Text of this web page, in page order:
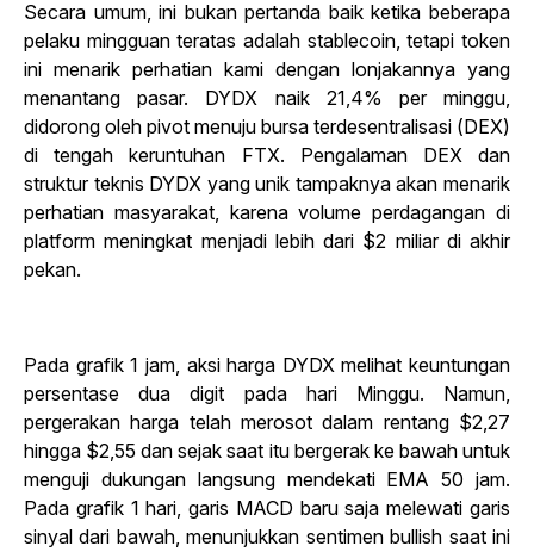
Secara umum, ini bukan pertanda baik ketika beberapa
pelaku mingguan teratas adalah stablecoin, tetapi token
ini menarik perhatian kami dengan lonjakannya yang
menantang pasar. DYDX naik 21,4% per minggu,
didorong oleh pivot menuju bursa terdesentralisasi (DEX)
di tengah keruntuhan FTX. Pengalaman DEX dan
struktur teknis DYDX yang unik tampaknya akan menarik
perhatian masyarakat, karena volume perdagangan di
platform meningkat menjadi lebih dari $2 miliar di akhir
pekan.
Pada grafik 1 jam, aksi harga DYDX melihat keuntungan
persentase dua digit pada hari Minggu. Namun,
pergerakan harga telah merosot dalam rentang $2,27
hingga $2,55 dan sejak saat itu bergerak ke bawah untuk
menguji dukungan langsung mendekati EMA 50 jam.
Pada grafik 1 hari, garis MACD baru saja melewati garis
sinyal dari bawah, menunjukkan sentimen bullish saat ini